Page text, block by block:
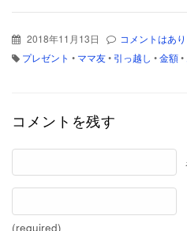
2018年11月13日 コメントはあり
プレゼント • ママ友• 引っ越し •金額•
コメントを残す
(required)